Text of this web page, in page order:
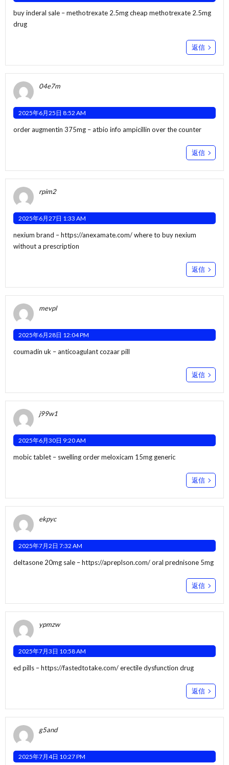
buy inderal sale –methotrexate 2.5mg cheap methotrexate 2.5mg
drug
返信
04e7m
2025年6月25日 8:52 AM
order augmentin 375mg –atbio info ampicillin over the counter
返信
rpim2
2025年6月27日 1:33 AM
nexium brand –https://anexamate.com/where to buy nexium
without a prescription
返信
mevpl
2025年6月28日 12:04 PM
coumadin uk –anticoagulantcozaar pill
返信
j99w1
2025年6月30日 9:20 AM
mobic tablet – swellingorder meloxicam 15mg generic
返信
ekpyc
2025年7月2日 7:32 AM
deltasone 20mg sale –https://apreplson.com/oral prednisone 5mg
返信
ypmzw
2025年7月3日 10:58 AM
ed pills –https://fastedtotake.com/erectile dysfunction drug
返信
g5and
2025年7月4日 10:27 PM